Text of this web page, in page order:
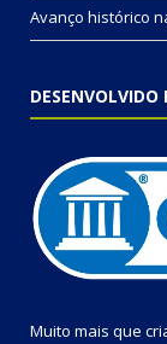
Avanço histórico
DESENVOLVIDO
Muito mais que